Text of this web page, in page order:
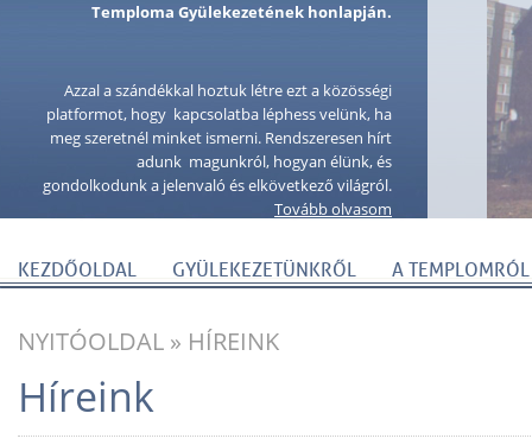
Temploma Gyülekezetének honlapján.
Azzal a szándékkal hoztuk létre ezt a közösségi
platformot, hogy kapcsolatba léphess velünk, ha
meg szeretnél minket ismerni. Rendszeresen hírt
adunk magunkról, hogyan élünk, és
gondolkodunk a jelenvaló és elkövetkező világról.
Tovább olvasom
KEZDŐOLDAL GYÜLEKEZETÜNKRŐL A TEMPLOMRÓL
NYITÓOLDAL » HÍREINK
Híreink